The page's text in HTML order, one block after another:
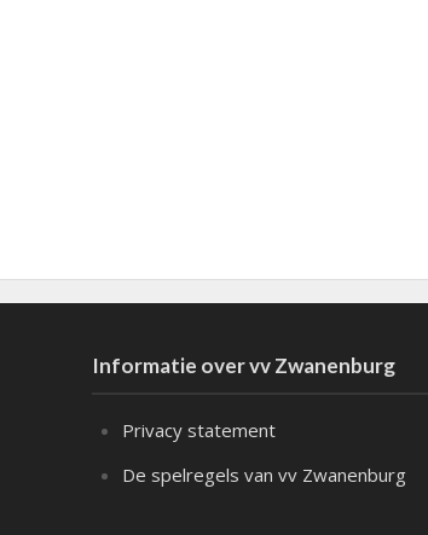
Informatie over vv Zwanenburg
Privacy statement
De spelregels van vv Zwanenburg